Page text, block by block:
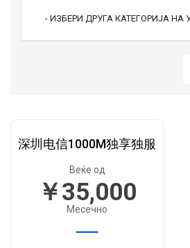
深圳电信1000M独享独服
Веќе од
￥35,000
Месечно